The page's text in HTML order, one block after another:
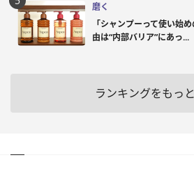
磨く
「シャンプーって使い始
由は“内部バリア”にあっ...
ランキングをもっ